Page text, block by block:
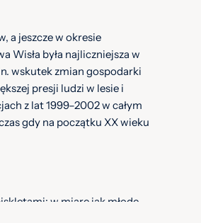
a jeszcze w okresie
Wisła była najliczniejsza w
wskutek zmian gospodarki
presji ludzi w lesie i
z lat 1999–2002 w całym
gdy na początku XX wieku
w miarę jak młode